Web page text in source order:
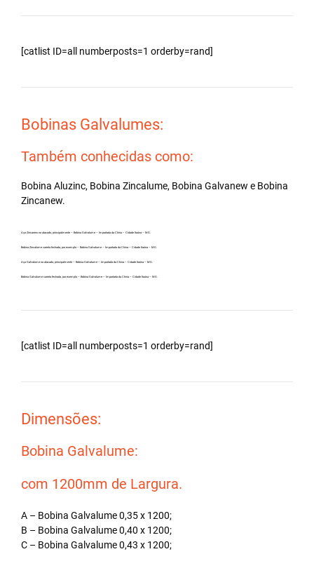
[catlist ID=all numberposts=1 orderby=rand]
Bobinas Galvalumes:
Também conhecidas como:
Bobina Aluzinc, Bobina Zincalume, Bobina Galvanew e Bobina
Zincanew.
Aço Zincanew no atacado, principalmente – Bobina Galvalume – Importada da China – Cidade Itaúna – MG.
Bobina Zincalume carreta fechada, por exemplo – Bobina Galvalume – Importada da China – Cidade Itaúna – MG.
Aço Galvalume no atacado, principalmente – Bobina Galvalume – Importada da China – Cidade Itaúna – MG.
Bobina Galvalume carreta fechada, por exemplo – Bobina Galvalume – Importada da China – Cidade Itaúna – MG.
[catlist ID=all numberposts=1 orderby=rand]
Dimensões:
Bobina Galvalume:
com 1200mm de Largura.
A – Bobina Galvalume 0,35 x 1200;
B – Bobina Galvalume 0,40 x 1200;
C – Bobina Galvalume 0,43 x 1200;